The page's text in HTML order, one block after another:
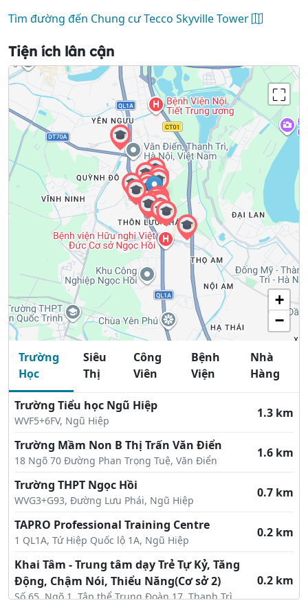
Tìm đường đến Chung cư Tecco Skyville Tower
Tiện ích lân cận
+
−
Trường
Học
Siêu
Thị
Công
Viên
Bệnh
Viện
Nhà
Hàng
Trường Tiểu học Ngũ Hiệp
WVF5+6FV, Ngũ Hiệp
1.3 km
Trường Mầm Non B Thị Trấn Văn Điển
18 Ngõ 70 Đường Phan Trọng Tuệ, Văn Điển
1.6 km
Trường THPT Ngọc Hồi
WVG3+G93, Đường Lưu Phái, Ngũ Hiệp
0.7 km
TAPRO Professional Training Centre
1 QL1A, Tứ Hiệp Quốc lộ 1A, Ngũ Hiệp
0.2 km
Khai Tâm - Trung tâm dạy Trẻ Tự Kỷ, Tăng
Động, Chậm Nói, Thiểu Năng(Cơ sở 2)
Số 65, Ngõ 1, Tập thể Trung Đoàn 17, Thanh Trì
0.2 km